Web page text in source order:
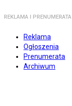
REKLAMA I PRENUMERATA
Reklama
Ogłoszenia
Prenumerata
Archiwum